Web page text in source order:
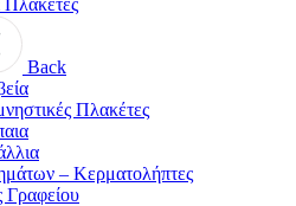
Back
Πλακέτες
– Κερματολήπτες
Γραφείου